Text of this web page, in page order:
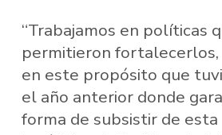
“Trabajamos en políticas
permitieron fortalecerlos,
en este propósito que
el año anterior donde
forma de subsistir de esta